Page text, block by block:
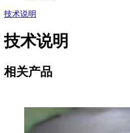
技术说明
技术说明
相关产品